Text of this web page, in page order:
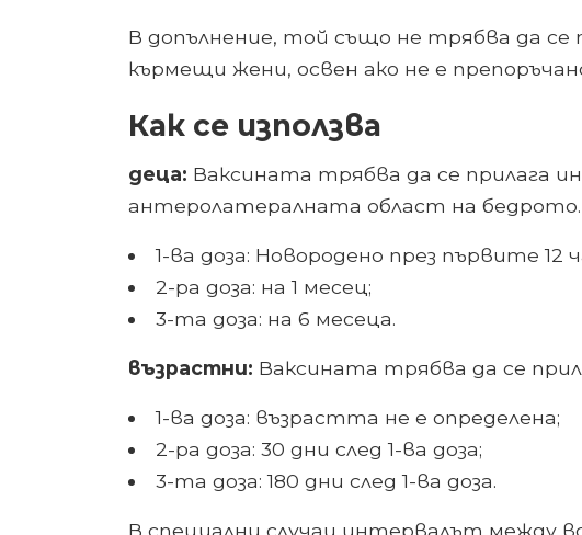
В допълнение, той също не трябва да се
кърмещи жени, освен ако не е
Как се използва
деца: Ваксината трябва да се прилага
антеролатералната област на бедрото.
1-ва доза: Новородено през първите
2-ра доза: на 1 месец;
3-та доза: на 6 месеца.
възрастни: Ваксината трябва да се
1-ва доза: възрастта не е определена;
2-ра доза: 30 дни след 1-ва доза;
3-та доза: 180 дни след 1-ва доза.
В специални случаи интервалът между